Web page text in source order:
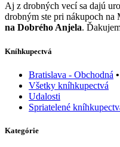
Aj z drobných vecí sa dajú
drobným ste pri nákupoch na
na Dobrého Anjela.
Kníhkupectvá
Bratislava - Obchodná
Všetky kníhkupectvá
Udalosti
Spriatelené
Kategórie